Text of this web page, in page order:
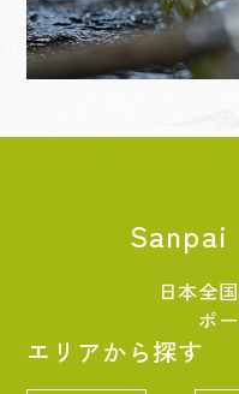
Sanpai
日本全
ポ
エリアから探す